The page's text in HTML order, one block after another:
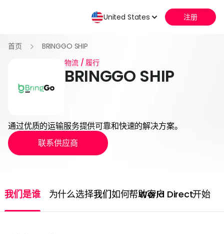
首页
BRINGGO SHIP
物流 / 履行
BRINGGO SHIP
通过优质的运输服务提供可靠和快速的解决方案。
联系供应商
我们是谁 为什么选择我们我们如何帮助客户World Direct开始
United States 注册